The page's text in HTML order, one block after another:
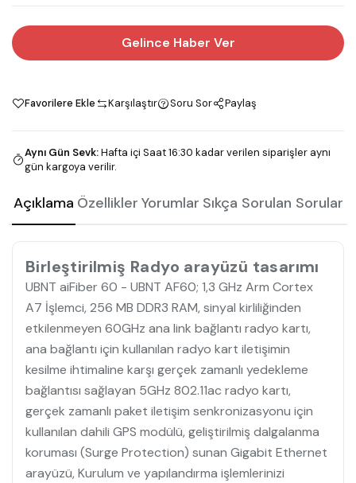
Gelince Haber Ver
Favorilere Ekle Karşılaştır Soru Sor Paylaş
Aynı Gün Sevk:Hafta içi Saat 16:30 kadar verilen siparişler aynı
gün kargoya verilir.
Açıklama Özellikler Yorumlar Sıkça Sorulan Sorular
Birleştirilmiş Radyo arayüzü tasarımı
UBNT aiFiber 60 - UBNT AF60; 1,3 GHz Arm Cortex
A7 İşlemci, 256 MB DDR3 RAM, sinyal kirliliğinden
etkilenmeyen 60GHz ana link bağlantı radyo kartı,
ana bağlantı için kullanılan radyo kart iletişimin
kesilme ihtimaline karşı gerçek zamanlı yedekleme
bağlantısı sağlayan 5GHz 802.11ac radyo kartı,
gerçek zamanlı paket iletişim senkronizasyonu için
kullanılan dahili GPS modülü, geliştirilmiş dalgalanma
koruması (Surge Protection) sunan Gigabit Ethernet
arayüzü, Kurulum ve yapılandırma işlemlerinizi